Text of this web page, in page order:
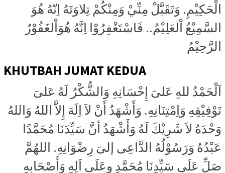
الْحَكِيْمِ. وَتَقَبَّلْ مِنِّيْ وَمِنْكُمْ تِلاوَتَهُ اِنّهُ هُوَ
السَّمِيْعُ اْلعَلِيْمُ.. فَاسْتَغْفِرُوْا اِنَّهُ هُوَاْلغَفُوْرُ
الرَّحِيْمُ
KHUTBAH JUMAT KEDUA
اَلْحَمْدُ للهِ عَلىَ إِحْسَانِهِ وَالشُّكْرُ لَهُ عَلىَ
تَوْفِيْقِهِ وَاِمْتِنَانِهِ. وَأَشْهَدُ أَنْ لاَ اِلَهَ إِلاَّ اللهُ وَاللهُ
وَحْدَهُ لاَ شَرِيْكَ لَهُ وَأَشْهَدُ أنَّ سَيِّدَنَا مُحَمَّدًا
عَبْدُهُ وَرَسُوْلُهُ الدَّاعِى إلىَ رِضْوَانِهِ. اللهُمَّ
صَلِّ عَلَى سَيِّدِنَا مُحَمَّدٍ وِعَلَى اَلِهِ وَأَصْحَابِهِ